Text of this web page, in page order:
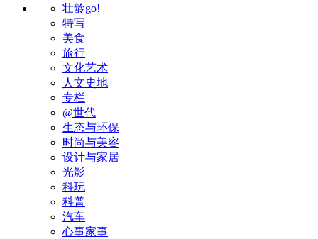
壮龄go!
特写
美食
旅行
文化艺术
人文史地
专栏
@世代
生态与环保
时尚与美容
设计与家居
光影
科玩
科普
汽车
心事家事